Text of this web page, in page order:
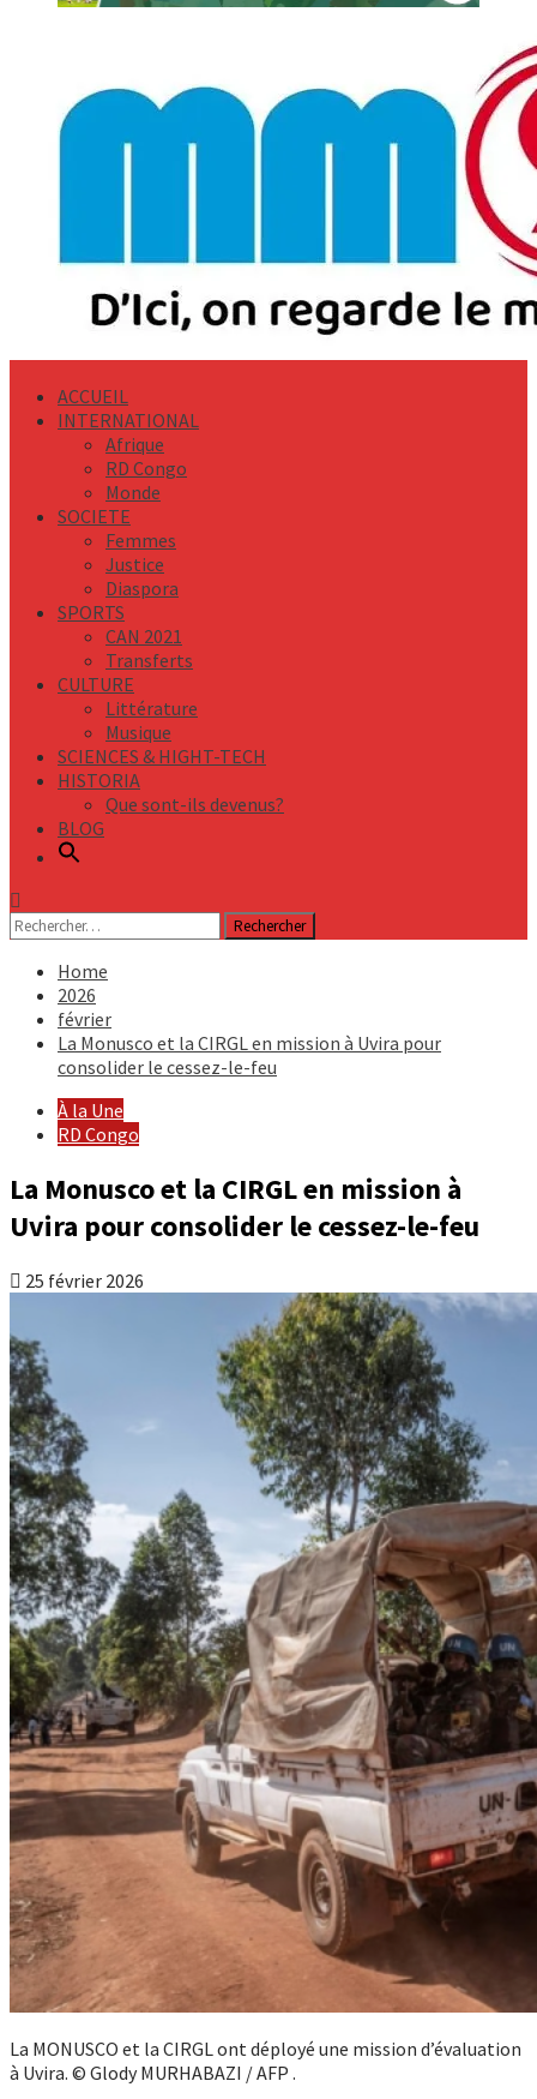
ACCUEIL
INTERNATIONAL
Afrique
RD Congo
Monde
SOCIETE
Femmes
Justice
Diaspora
SPORTS
CAN 2021
Transferts
CULTURE
Littérature
Musique
SCIENCES & HIGHT-TECH
HISTORIA
Que sont-ils devenus?
BLOG
Rechercher :
Home
2026
février
La Monusco et la CIRGL en mission à Uvira pour
consolider le cessez-le-feu
À la Une
RD Congo
La Monusco et la CIRGL en mission à
Uvira pour consolider le cessez-le-feu
25 février 2026
La MONUSCO et la CIRGL ont déployé une mission d’évaluation
à Uvira. © Glody MURHABAZI / AFP .